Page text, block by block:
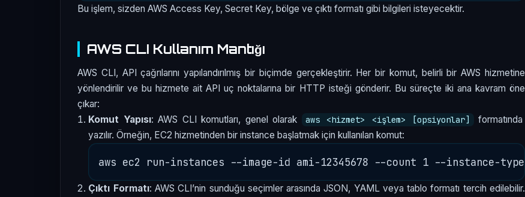
Bu işlem, sizden AWS Access Key, Secret Key, bölge ve çıktı formatı gibi bilgileri isteyecektir.
AWS CLI Kullanım Mantığı
AWS CLI, API çağrılarını yapılandırılmış bir biçimde gerçekleştirir. Her bir komut, belirli bir AWS hizmetine
yönlendirilir ve bu hizmete ait API uç noktalarına bir HTTP isteği gönderir. Bu süreçte iki ana kavram öne
çıkar:
Komut Yapısı: AWS CLI komutları, genel olarak aws <hizmet> <işlem> [opsiyonlar]
formatında
yazılır. Örneğin, EC2 hizmetinden bir instance başlatmak için kullanılan komut:
Çıktı Formatı: AWS CLI’nin sunduğu seçimler arasında JSON, YAML veya tablo formatı tercih edilebilir.